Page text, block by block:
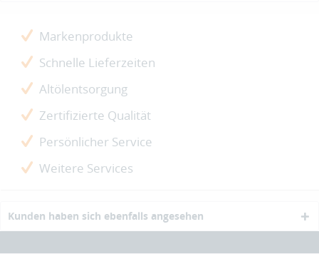
Markenprodukte
Schnelle Lieferzeiten
Altölentsorgung
Zertifizierte Qualität
Persönlicher Service
Weitere Services
Kunden haben sich ebenfalls angesehen